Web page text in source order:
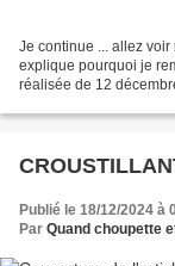
Je continue ... allez
explique pourquoi je
réalisée de 12
Publié le 18/12/2024 à
Par Quand choupette